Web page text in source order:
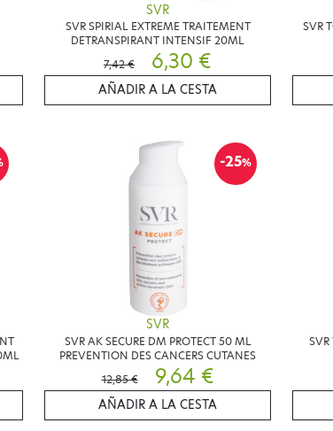
SVR
SVR SPIRIAL EXTREME TRAITEMENT
DETRANSPIRANT INTENSIF 20ML
7,42 €
6,30 €
AÑADIR A LA CESTA
SVR
-25%
SVR
SVR AK SECURE DM PROTECT 50 ML
PREVENTION DES CANCERS CUTANES
12,85 €
9,64 €
AÑADIR A LA CESTA